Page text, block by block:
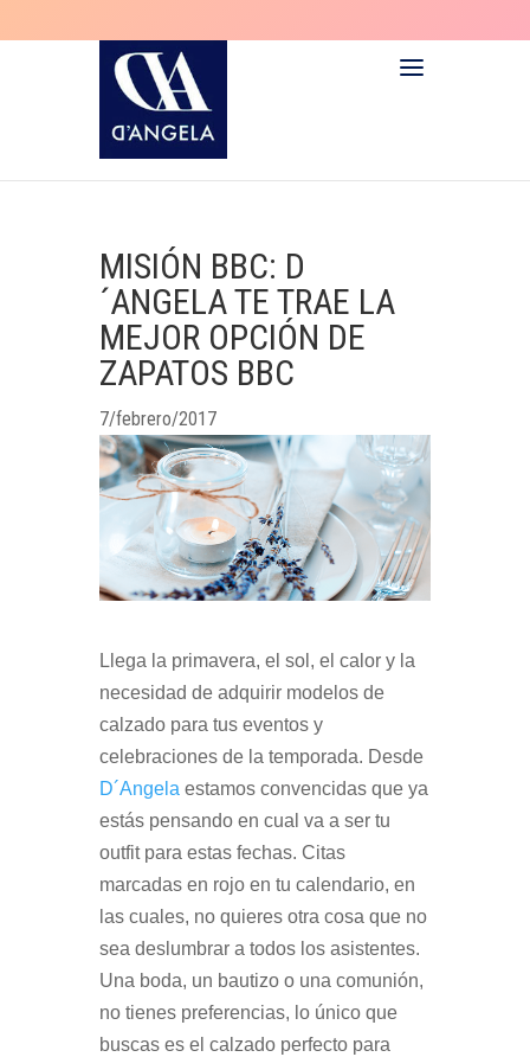
MISIÓN BBC: D
´ANGELA TE TRAE LA
MEJOR OPCIÓN DE
ZAPATOS BBC
7/febrero/2017
Llega la primavera, el sol, el calor y la
necesidad de adquirir modelos de
calzado para tus eventos y
celebraciones de la temporada. Desde
D´Angela estamos convencidas que ya
estás pensando en cual va a ser tu
outfit para estas fechas. Citas
marcadas en rojo en tu calendario, en
las cuales, no quieres otra cosa que no
sea deslumbrar a todos los asistentes.
Una boda, un bautizo o una comunión,
no tienes preferencias, lo único que
buscas es el calzado perfecto para